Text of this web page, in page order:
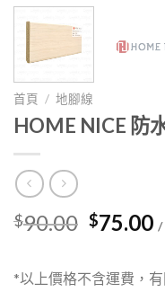
首頁 / 地腳線
HOME NICE 防
$90.00
was:
$90.00.
$75.00
is:
/
*以上價格不含運費，